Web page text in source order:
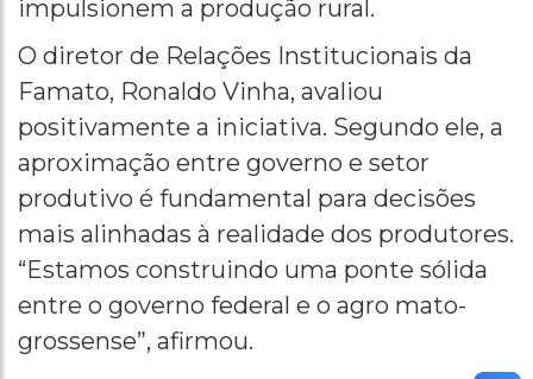
impulsionem a produção rural.
O diretor de Relações Institucionais da
Famato, Ronaldo Vinha, avaliou
positivamente a iniciativa. Segundo ele, a
aproximação entre governo e setor
produtivo é fundamental para decisões
mais alinhadas à realidade dos produtores.
“Estamos construindo uma ponte sólida
entre o governo federal e o agro mato-
grossense”, afirmou.